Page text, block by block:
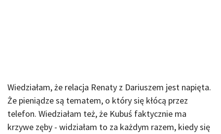
Wiedziałam, że relacja Renaty z Dariuszem jest napięta.
Że pieniądze są tematem, o który się kłócą przez
telefon. Wiedziałam też, że Kubuś faktycznie ma
krzywe zęby - widziałam to za każdym razem, kiedy się